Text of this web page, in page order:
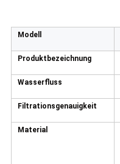
Modell
Produktbezeichnung
Wasserfluss
Filtrationsgenauigkeit
Material